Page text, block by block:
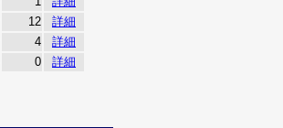
12
詳細
4
詳細
0 詳細